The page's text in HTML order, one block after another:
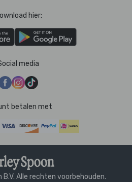
hier:
media
betalen met
Alle rechten voorbehouden.